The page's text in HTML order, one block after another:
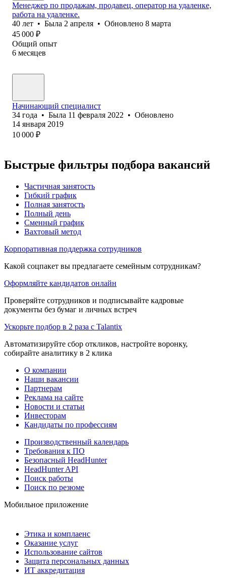
Менеджер по продажам, продавец, оператор на удаленке,
работа на удаленке.
40 лет • Была 2 апреля • Обновлено 8 марта
45 000 ₽
Общий опыт
6 месяцев
Начинающий специалист
34 года • Была 11 февраля 2022 • Обновлено
14 января 2019
10 000 ₽
Быстрые фильтры подбора вакансий
Частичная занятость
Гибкий график
Полная занятость
Полный день
Сменный график
Вахтовый метод
Корпоративная поддержка сотрудников
Какой соцпакет вы предлагаете семейным сотрудникам?
Оформляйте кандидатов онлайн
Проверяйте сотрудников и подписывайте кадровые
документы без бумаг и личных встреч
Ускорьте подбор в 2 раза с Talantix
Автоматизируйте сбор откликов, настройте воронку,
собирайте аналитику в 2 клика
О компании
Наши вакансии
Партнерам
Реклама на сайте
Новости и статьи
Инвесторам
Кандидаты по профессиям
Производственный календарь
Требования к ПО
Безопасный HeadHunter
HeadHunter API
Поиск работы
Поиск по резюме
Мобильное приложение
Этика и комплаенс
Оказание услуг
Использование сайтов
Защита персональных данных
ИТ аккредитация